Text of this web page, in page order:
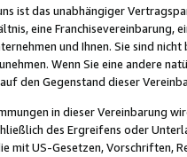
ist das unabhängiger
eine Franchisevereinbarung,
und Ihnen. Sie sind
Wenn Sie eine andere
den Gegenstand dieser
in dieser Vereinbarung
des Ergreifens oder
mit US-Gesetzen, Vorschriften,